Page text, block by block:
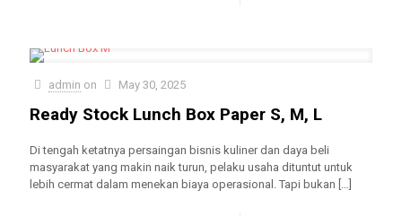
admin on May 30, 2025
Ready Stock Lunch Box Paper S, M, L
Di tengah ketatnya persaingan bisnis kuliner dan daya beli
masyarakat yang makin naik turun, pelaku usaha dituntut untuk
lebih cermat dalam menekan biaya operasional. Tapi bukan […]